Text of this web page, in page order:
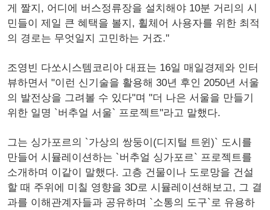
게 짤지, 어디에 버스정류장을 설치해야 10분 거리의 시
민들이 제일 큰 혜택을 볼지, 휠체어 사용자를 위한 최적
의 경로는 무엇일지 고민하는 거죠."
조영빈 다쏘시스템코리아 대표는 16일 매일경제와 인터
뷰하면서 "이런 신기술을 활용해 30년 후인 2050년 서울
의 발전상을 그려볼 수 있다"며 "더 나은 서울을 만들기
위한 일명 `버추얼 서울` 프로젝트"라고 말했다.
그는 싱가포르의 `가상의 쌍둥이(디지털 트윈)` 도시를
만들어 시뮬레이션하는 `버추얼 싱가포르` 프로젝트를
소개하며 이같이 말했다. 고층 건물이나 도로망을 건설
할 때 주위에 미칠 영향을 3D로 시뮬레이션해보고, 그 결
과를 이해관계자들과 공유하며 `소통의 도구`로 유용하